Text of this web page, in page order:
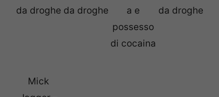
da droghe da droghe
a e
possesso
di cocaina
da droghe
Mick